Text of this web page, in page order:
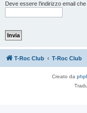
Deve essere l’indirizzo email
T-Roc Club T-Roc Club
Creato da